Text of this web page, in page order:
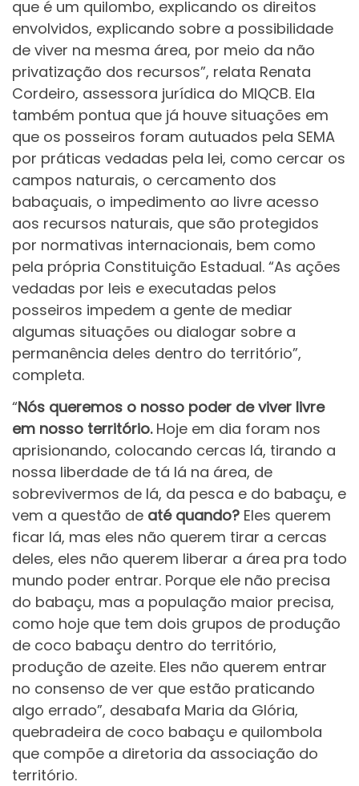
que é um quilombo, explicando os direitos
envolvidos, explicando sobre a possibilidade
de viver na mesma área, por meio da não
privatização dos recursos”, relata Renata
Cordeiro, assessora jurídica do MIQCB. Ela
também pontua que já houve situações em
que os posseiros foram autuados pela SEMA
por práticas vedadas pela lei, como cercar os
campos naturais, o cercamento dos
babaçuais, o impedimento ao livre acesso
aos recursos naturais, que são protegidos
por normativas internacionais, bem como
pela própria Constituição Estadual. “As ações
vedadas por leis e executadas pelos
posseiros impedem a gente de mediar
algumas situações ou dialogar sobre a
permanência deles dentro do território”,
completa.
“Nós queremos o nosso poder de viver livre
em nosso território.Hoje em dia foram nos
aprisionando, colocando cercas lá, tirando a
nossa liberdade de tá lá na área, de
sobrevivermos de lá, da pesca e do babaçu, e
vem a questão de até quando? Eles querem
ficar lá, mas eles não querem tirar a cercas
deles, eles não querem liberar a área pra todo
mundo poder entrar. Porque ele não precisa
do babaçu, mas a população maior precisa,
como hoje que tem dois grupos de produção
de coco babaçu dentro do território,
produção de azeite. Eles não querem entrar
no consenso de ver que estão praticando
algo errado”, desabafa Maria da Glória,
quebradeira de coco babaçu e quilombola
que compõe a diretoria da associação do
território.